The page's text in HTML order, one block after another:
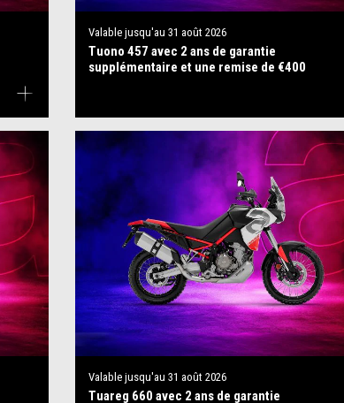
Valable jusqu'au 31 août 2026
Tuono 457 avec 2 ans de garantie
supplémentaire et une remise de €400
Valable jusqu'au 31 août 2026
Tuareg 660 avec 2 ans de garantie